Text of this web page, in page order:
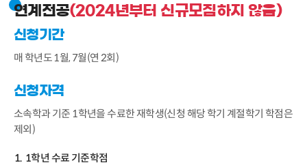
연계전공(2024년부터 신규모집하지 않음)
신청기간
매 학년도 1월, 7월(연 2회)
신청자격
소속학과 기준 1학년을 수료한 재학생(신청 해당 학기 계절학기 학점은
제외)
1학년 수료 기준학점